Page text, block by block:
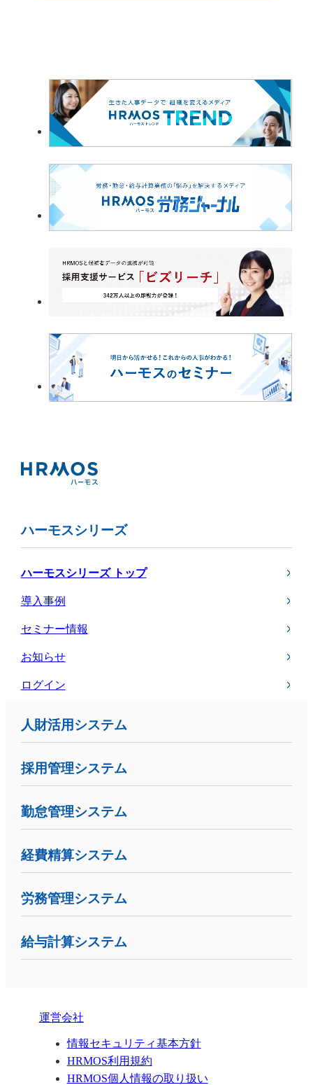
ハーモスシリーズ
ハーモスシリーズ トップ
導入事例
セミナー情報
お知らせ
ログイン
人財活用システム
採用管理システム
勤怠管理システム
経費精算システム
労務管理システム
給与計算システム
運営会社
情報セキュリティ基本方針
HRMOS利用規約
HRMOS個人情報の取り扱い